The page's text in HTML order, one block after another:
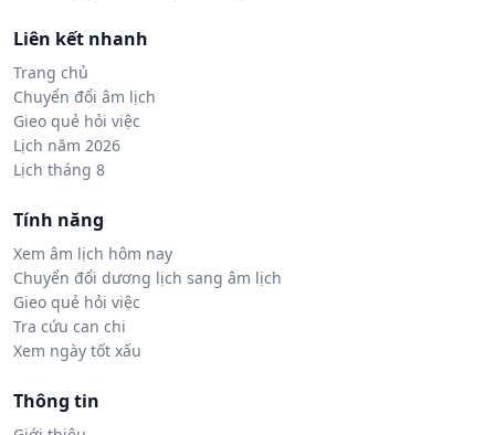
Liên kết nhanh
Trang chủ
Chuyển đổi âm lịch
Gieo quẻ hỏi việc
Lịch năm 2026
Lịch tháng 8
Tính năng
Xem âm lịch hôm nay
Chuyển đổi dương lịch sang âm lịch
Gieo quẻ hỏi việc
Tra cứu can chi
Xem ngày tốt xấu
Thông tin